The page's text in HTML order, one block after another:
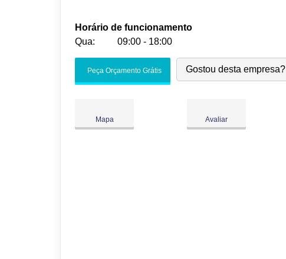
Horário de funcionamento
Qua:
09:00 - 18:00
Sex:
Peça Orçamento Grátis Gostou desta empresa?
Mapa Avaliar